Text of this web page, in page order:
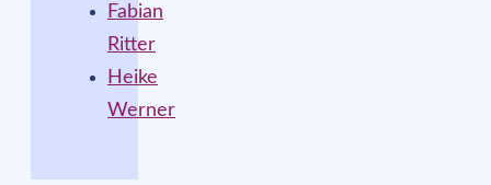
Fabian
Ritter
Heike
Werner